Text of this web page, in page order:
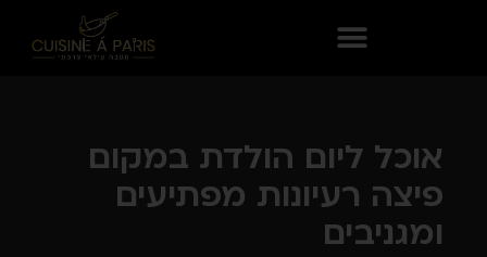
אוכל ליום הולדת במקום
פיצה רעיונות מפתיעים
ומגניבים